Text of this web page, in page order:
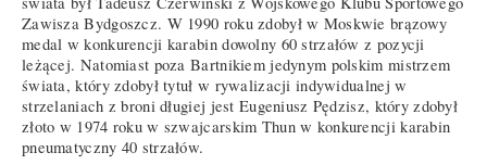
Zawisza Bydgoszcz. W 1990 roku zdobył w Moskwie brązowy
medal w konkurencji karabin dowolny 60 strzałów z pozycji
leżącej. Natomiast poza Bartnikiem jedynym polskim mistrzem
świata, który zdobył tytuł w rywalizacji indywidualnej w
strzelaniach z broni długiej jest Eugeniusz Pędzisz, który zdobył
złoto w 1974 roku w szwajcarskim Thun w konkurencji karabin
pneumatyczny 40 strzałów.